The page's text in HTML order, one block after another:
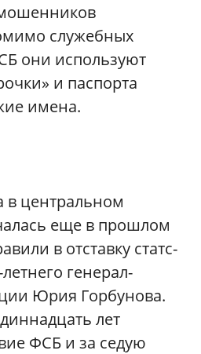
служебных
они используют
и паспорта
имена.
в центральном
еще в прошлом
в отставку статс-
генерал-
Юрия Горбунова.
лет
ФСБ и за седую